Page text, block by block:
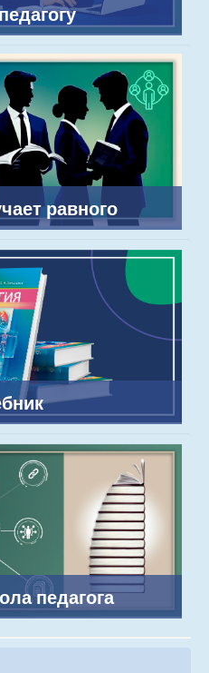
равного
педагога